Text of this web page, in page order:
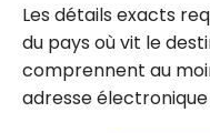
Les détails exacts
du pays où vit le
comprennent au
adresse